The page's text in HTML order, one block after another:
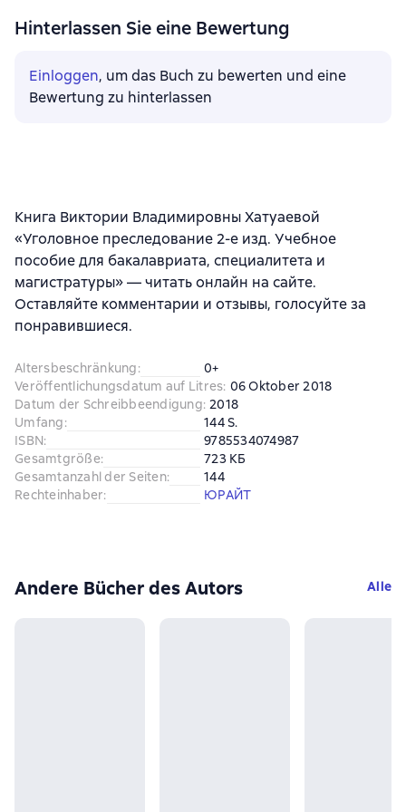
Hinterlassen Sie eine Bewertung
Einloggen, um das Buch zu bewerten und eine
Bewertung zu hinterlassen
Книга Виктории Владимировны Хатуаевой
«Уголовное преследование 2-е изд. Учебное
пособие для бакалавриата, специалитета и
магистратуры» — читать онлайн на сайте.
Оставляйте комментарии и отзывы, голосуйте за
понравившиеся.
Altersbeschränkung:
0+
Veröffentlichungsdatum auf Litres: 06 Oktober 2018
Datum der Schreibbeendigung: 2018
Umfang:
144 S.
ISBN:
9785534074987
Gesamtgröße:
723 КБ
Gesamtanzahl der Seiten:
144
Rechteinhaber: ЮРАЙТ
Andere Bücher des Autors Alle